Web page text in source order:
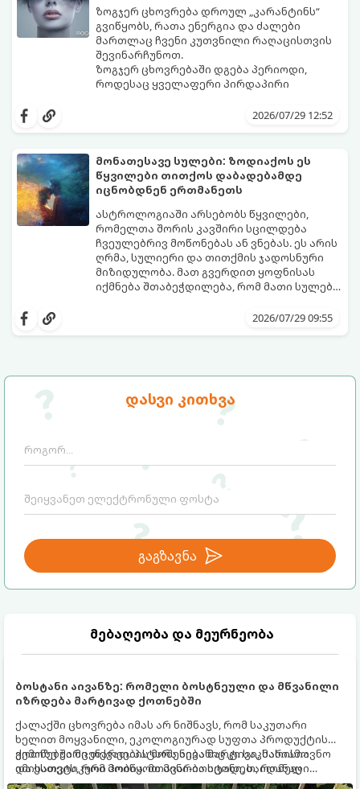
დასვი კითხვა
გაგზავნა
მებაღეობა და მეურნეობა
ბოსტანი აივანზე: რომელი ბოსტნეული და მწვანილი
იზრდება მარტივად ქოთნებში
ქალაქში ცხოვრება იმას არ ნიშნავს, რომ საკუთარი
ხელით მოყვანილი, ეკოლოგიურად სუფთა პროდუქტის
გემოზე უარი თქვათ. პატარა აივანიც კი საკმარისია
იმისათვის, რომ მოიწყოთ მინი-ბოსტანი, საიდანაც
ყოველდღიურად ახალ, არომატულ მწვანილსა და
ქოთნებში მცენარეების მოშენება მარტივი, სასიამოვნო
და ესთეტიკური ჰობია. მთავარია იცოდეთ, რომელი
კულტურები ეგუებიან ქოთნის პირობებს ყველაზე კარგად
ზოგჯერ ცხოვრება დროულ „კარანტინს“
გვიწყობს, რათა ენერგია და ძალები
მართლაც ჩვენი კუთვნილი რაღაცისთვის
შევინარჩუნოთ.
ზოგჯერ ცხოვრებაში დგება პერიოდი,
როდესაც ყველაფერი პირდაპირი
იშლება მნიშვნელოვანი გარიგებები,
ახლობლებად ვთვლიდით, უეცრად მიდიან.
ასეთ მომენტებში ადვილია
სასოწარკვეთილებაში ჩავარდნა. თუმცა
ეზოთერიკასა და ფსიქოლოგიაში ეს
ფენომენი ხშირად სხვანაირად
განიხილება: როგორც სამყაროს (ან ჩვენი
არაცნობიერის) ფარული დამცავი
მექანიზმების მუშაობა, რომელთაც
რეალური, მაგრამ ჯერ კიდევ უხილავი
საფრთხისგან შორს მივყავართ.
აი, 5 აშკარა ნიშანი იმისა, რომ
მომხდარი მარცხი სასჯელი კი არა,
თქვენი დაცვისკენ მიმართული
სამყაროს მცდელობაა:
2026/07/29 12:52
მონათესავე სულები: ზოდიაქოს ეს
წყვილები თითქოს დაბადებამდე
იცნობდნენ ერთმანეთს
ასტროლოგიაში არსებობს წყვილები,
რომელთა შორის კავშირი სცილდება
ჩვეულებრივ მოწონებას ან ვნებას. ეს არის
ღრმა, სულიერი და თითქმის ჯადოსნური
მიზიდულობა. მათ გვერდით ყოფნისას
იქმნება შთაბეჭდილება, რომ მათი სულები
იდეალურ წყვილებს, რომლებიც
2026/07/29 09:55